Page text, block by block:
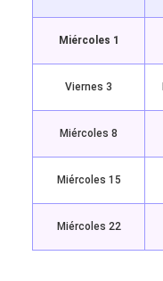
Miércoles 1
Viernes 3
Miércoles 8
Miércoles 15
Miércoles 22